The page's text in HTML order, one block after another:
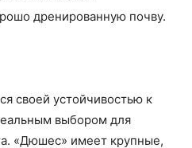
дренированную почву.
своей устойчивостью к
выбором для
«Дюшес» имеет крупные,